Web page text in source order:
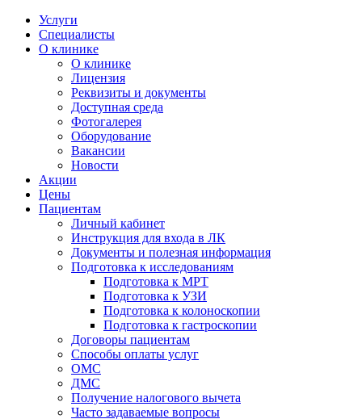
Услуги
Специалисты
О клинике
О клинике
Лицензия
Реквизиты и документы
Доступная среда
Фотогалерея
Оборудование
Вакансии
Новости
Акции
Цены
Пациентам
Личный кабинет
Инструкция для входа в ЛК
Документы и полезная информация
Подготовка к исследованиям
Подготовка к МРТ
Подготовка к УЗИ
Подготовка к колоноскопии
Подготовка к гастроскопии
Договоры пациентам
Способы оплаты услуг
ОМС
ДМС
Получение налогового вычета
Часто задаваемые вопросы